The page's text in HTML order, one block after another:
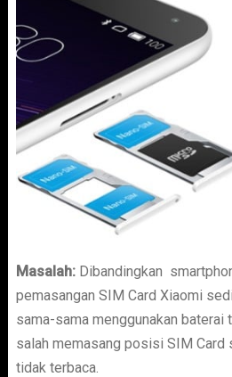
Masalah:Dibandingkan
pemasangan SIM Card Xiaomi
sama-sama menggunakan baterai
salah memasang posisi SIM Card
tidak terbaca.